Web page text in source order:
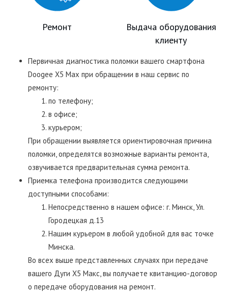
Ремонт
Выдача оборудования
клиенту
Первичная диагностика поломки вашего смартфона
Doogee X5 Max при обращении в наш сервис по
ремонту:
по телефону;
в офисе;
курьером;
При обращении выявляется ориентировочная причина
поломки, определятся возможные варианты ремонта,
озвучивается предварительная сумма ремонта.
Приемка телефона производится следующими
доступными способами:
Непосредственно в нашем офисе: г. Минск, Ул.
Городецкая д.13
Нашим курьером в любой удобной для вас точке
Минска.
Во всех выше представленных случаях при передаче
вашего Дуги Х5 Макс, вы получаете квитанцию-договор
о передаче оборудования на ремонт.